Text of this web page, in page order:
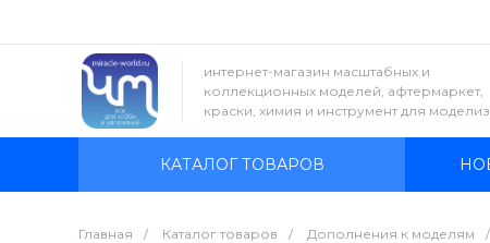
интернет-магазин масштабных и
коллекционных моделей, афтермаркет,
краски, химия и инструмент для
КАТАЛОГ ТОВАРОВ
Главная / Каталог товаров / Дополнения к моделям /